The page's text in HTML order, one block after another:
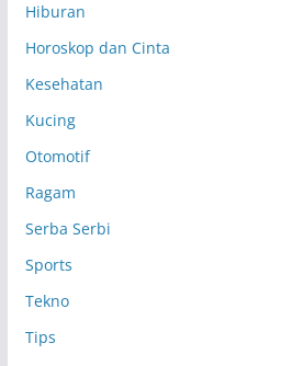
Hiburan
Horoskop dan Cinta
Kesehatan
Kucing
Otomotif
Ragam
Serba Serbi
Sports
Tekno
Tips